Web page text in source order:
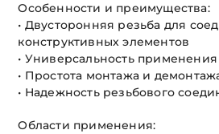
Особенности и преимущества:
• Двусторонняя резьба для
конструктивных элементов
• Универсальность применения
• Простота монтажа и
• Надежность резьбового
Области применения: